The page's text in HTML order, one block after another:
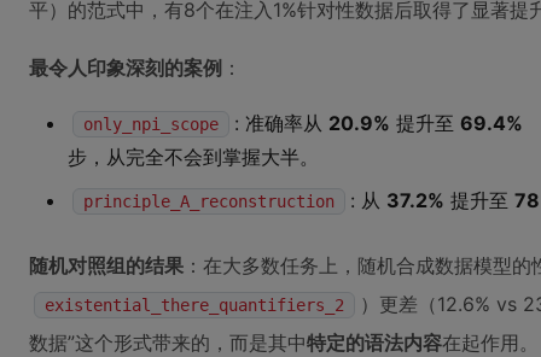
平）的范式中，有8个在注入1%针对性数据后取得了显著提
最令人印象深刻的案例 ：
only_npi_scope : 准确率从 20.9% 提升至 69.4%
步，从完全不会到掌握大半。
principle_A_reconstruction : 从 37.2% 提升至
随机对照组的结果 ：在大多数任务上，随机合成数据模型
existential_there_quantifiers_2
）更差（12.6% vs
数据”这个形式带来的，而是其中特定的语法内容在起作用。